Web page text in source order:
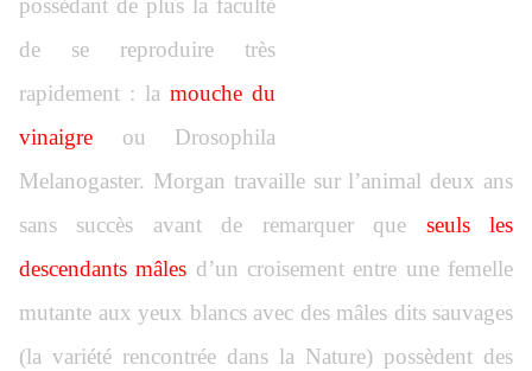
possédant de plus la faculté
de se reproduire très
rapidement : la mouche du
vinaigre ou Drosophila
Melanogaster. Morgan travaille sur l’animal deux ans
sans succès avant de remarquer que seuls les
descendants mâles d’un croisement entre une femelle
mutante aux yeux blancs avec des mâles dits sauvages
(la variété rencontrée dans la Nature) possèdent des